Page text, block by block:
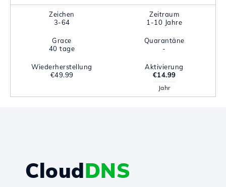
Zeichen
3-64
Zeitraum
1-10 Jahre
Grace
40 tage
Quarantäne
-
Wiederherstellung
€49.99
Aktivierung
€14.99
Jahr
CloudDNS